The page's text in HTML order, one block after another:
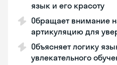
язык и его красоту
Обращает внимание
артикуляцию для
Объясняет логику
увлекательного